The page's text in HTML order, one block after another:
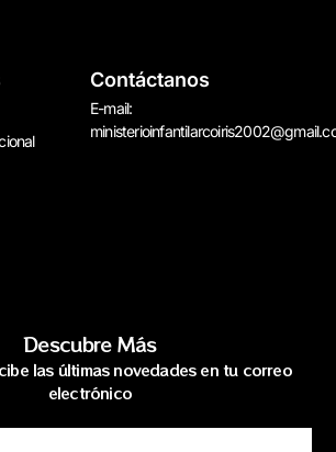
Contáctanos
E-mail:
Descubre Más
las últimas novedades en tu correo
electrónico